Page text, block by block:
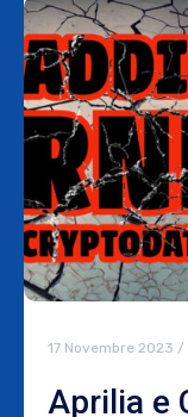
17 Novembre 2023 /
Aprilia e